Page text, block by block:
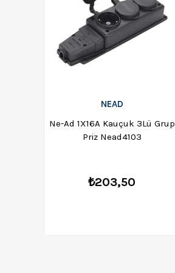
NEAD
Ne-Ad 1X16A Kauçuk 3Lü Grup
Priz Nead4103
₺203,50